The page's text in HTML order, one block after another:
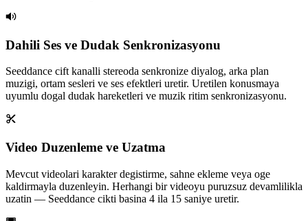
Dahili Ses ve Dudak Senkronizasyonu
Seeddance cift kanalli stereoda senkronize diyalog, arka plan
muzigi, ortam sesleri ve ses efektleri uretir. Uretilen konusmaya
uyumlu dogal dudak hareketleri ve muzik ritim senkronizasyonu.
Video Duzenleme ve Uzatma
Mevcut videolari karakter degistirme, sahne ekleme veya oge
kaldirmayla duzenleyin. Herhangi bir videoyu puruzsuz devamlilikla
uzatin — Seeddance cikti basina 4 ila 15 saniye uretir.